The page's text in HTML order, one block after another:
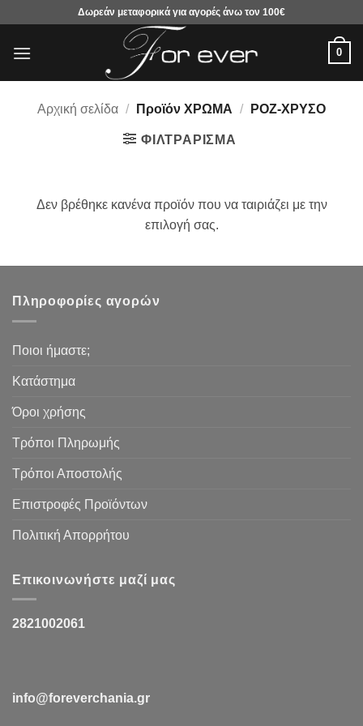
περιεχόμενο
Δωρεάν μεταφορικά για αγορές άνω τον 100€
0
Αρχική σελίδα / Προϊόν ΧΡΩΜΑ / ΡΟΖ-ΧΡΥΣΟ
ΦΙΛΤΡΆΡΙΣΜΑ
Δεν βρέθηκε κανένα προϊόν που να ταιριάζει με την
επιλογή σας.
Πληροφορίες αγορών
Ποιοι ήμαστε;
Κατάστημα
Όροι χρήσης
Τρόποι Πληρωμής
Τρόποι Αποστολής
Επιστροφές Προϊόντων
Πολιτική Απορρήτου
Επικοινωνήστε μαζί μας
2821002061
info@foreverchania.gr